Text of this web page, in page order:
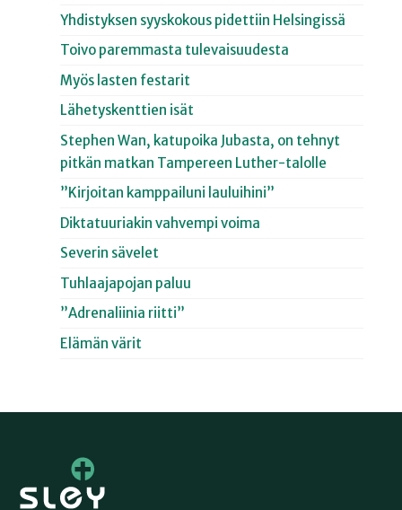
Yhdistyksen syyskokous pidettiin Helsingissä
Toivo paremmasta tulevaisuudesta
Myös lasten festarit
Lähetyskenttien isät
Stephen Wan, katupoika Jubasta, on tehnyt
pitkän matkan Tampereen Luther-talolle
”Kirjoitan kamppailuni lauluihini”
Diktatuuriakin vahvempi voima
Severin sävelet
Tuhlaajapojan paluu
”Adrenaliinia riitti”
Elämän värit